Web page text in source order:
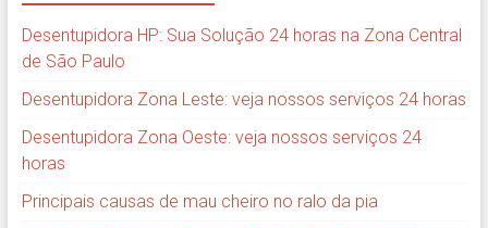
Desentupidora HP: Sua Solução 24 horas na Zona Central
de São Paulo
Desentupidora Zona Leste: veja nossos serviços 24 horas
Desentupidora Zona Oeste: veja nossos serviços 24
horas
Principais causas de mau cheiro no ralo da pia